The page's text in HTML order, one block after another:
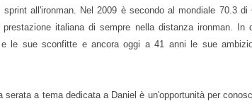
all'ironman. Nel 2009 è secondo al mondiale 70.3
italiana di sempre nella distanza ironman.
le sue sconfitte e ancora oggi a 41 anni le sue
a tema dedicata a Daniel è un'opportunità per